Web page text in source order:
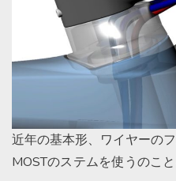
近年の基本形、ワイヤーの
MOSTのステムを使うのこ